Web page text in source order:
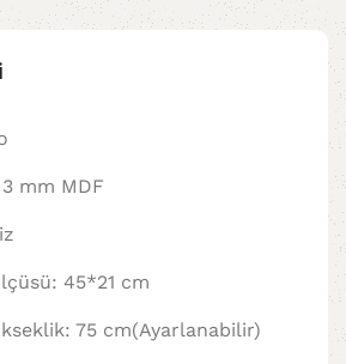
mm MDF
45*21 cm
75 cm(Ayarlanabilir)